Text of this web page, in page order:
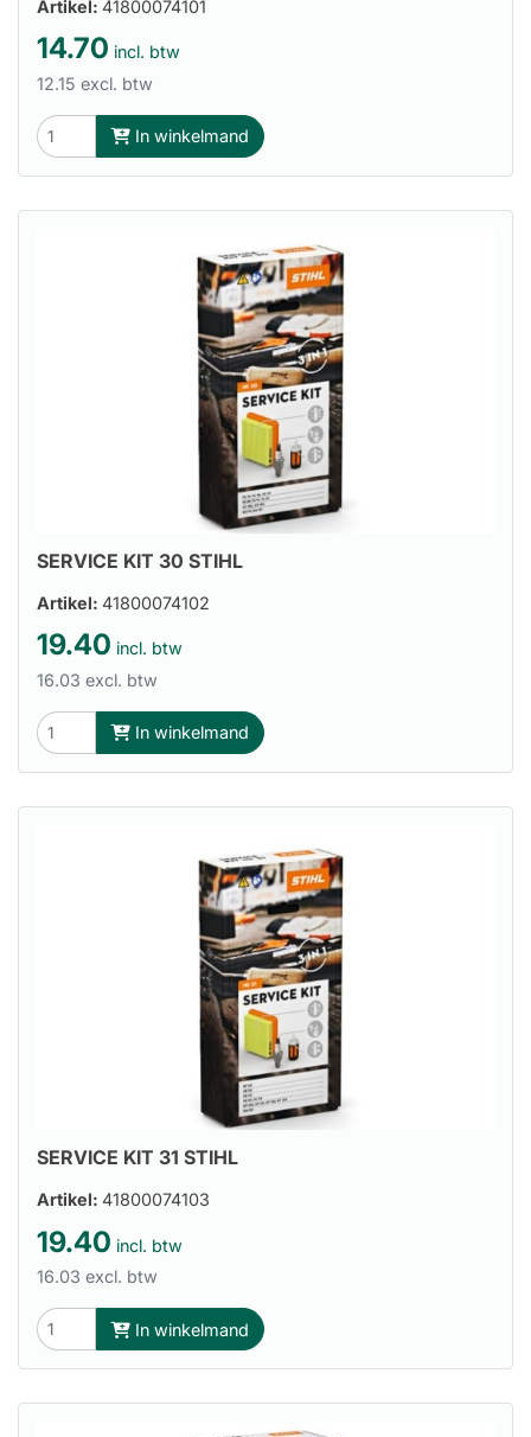
Artikel: 41800074101
14.70 incl. btw
12.15 excl. btw
In winkelmand
SERVICE KIT 30 STIHL
Artikel: 41800074102
19.40 incl. btw
16.03 excl. btw
In winkelmand
SERVICE KIT 31 STIHL
Artikel: 41800074103
19.40 incl. btw
16.03 excl. btw
In winkelmand